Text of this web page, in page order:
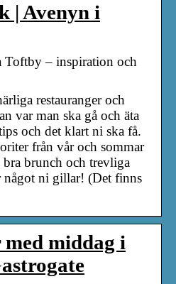
| Avenyn i
– inspiration och
restauranger och
var man ska gå och äta
och det klart ni ska få.
från vår och sommar
brunch och trevliga
något ni gillar! (Det finns
middag i